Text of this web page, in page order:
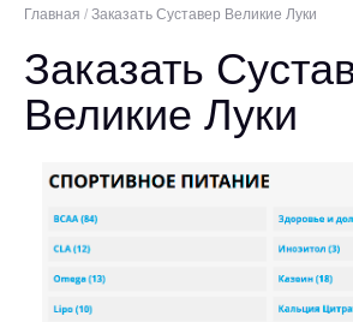
Главная / Заказать Суставер Великие Луки
Заказать
Великие Луки